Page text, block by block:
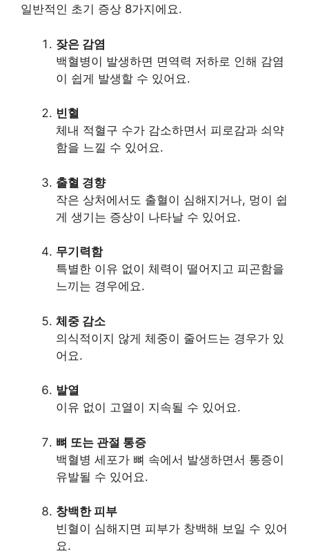
일반적인 초기 증상 8가지에요.
잦은 감염
백혈병이 발생하면 면역력 저하로 인해 감염
이 쉽게 발생할 수 있어요.
빈혈
체내 적혈구 수가 감소하면서 피로감과 쇠약
함을 느낄 수 있어요.
출혈 경향
작은 상처에서도 출혈이 심해지거나, 멍이 쉽
게 생기는 증상이 나타날 수 있어요.
무기력함
특별한 이유 없이 체력이 떨어지고 피곤함을
느끼는 경우에요.
체중 감소
의식적이지 않게 체중이 줄어드는 경우가 있
어요.
발열
이유 없이 고열이 지속될 수 있어요.
뼈 또는 관절 통증
백혈병 세포가 뼈 속에서 발생하면서 통증이
유발될 수 있어요.
창백한 피부
빈혈이 심해지면 피부가 창백해 보일 수 있어
요.